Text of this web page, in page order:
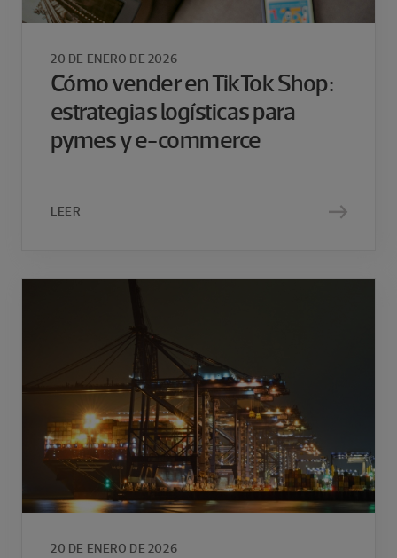
20 DE ENERO DE 2026
Cómo vender en TikTok Shop:
estrategias logísticas para
pymes y e-commerce
LEER
20 DE ENERO DE 2026